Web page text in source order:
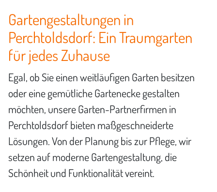
Gartengestaltungen in
Perchtoldsdorf: Ein Traumgarten
für jedes Zuhause
Egal, ob Sie einen weitläufigen Garten besitzen
oder eine gemütliche Gartenecke gestalten
möchten, unsere Garten-Partnerfirmen in
Perchtoldsdorf bieten maßgeschneiderte
Lösungen. Von der Planung bis zur Pflege, wir
setzen auf moderne Gartengestaltung, die
Schönheit und Funktionalität vereint.